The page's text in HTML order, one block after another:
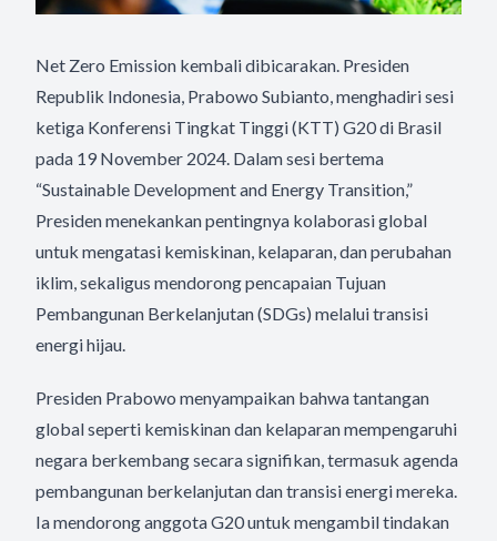
Net Zero Emission kembali dibicarakan. Presiden
Republik Indonesia, Prabowo Subianto, menghadiri sesi
ketiga Konferensi Tingkat Tinggi (KTT) G20 di Brasil
pada 19 November 2024. Dalam sesi bertema
“Sustainable Development and Energy Transition,”
Presiden menekankan pentingnya kolaborasi global
untuk mengatasi kemiskinan, kelaparan, dan perubahan
iklim, sekaligus mendorong pencapaian Tujuan
Pembangunan Berkelanjutan (SDGs) melalui transisi
energi hijau.
Presiden Prabowo menyampaikan bahwa tantangan
global seperti kemiskinan dan kelaparan mempengaruhi
negara berkembang secara signifikan, termasuk agenda
pembangunan berkelanjutan dan transisi energi mereka.
Ia mendorong anggota G20 untuk mengambil tindakan